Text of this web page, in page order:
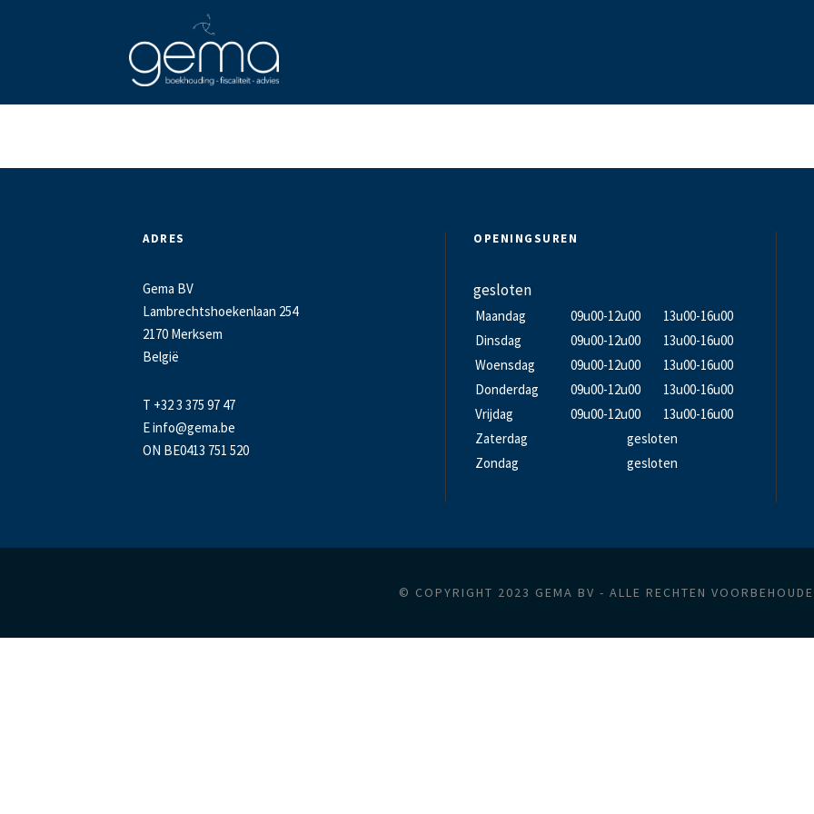
ADRES
Gema BV
Lambrechtshoekenlaan 254
2170 Merksem
België
T +32 3 375 97 47
Einfo@gema.be
ON BE0413 751 520
OPENINGSUREN
gesloten
Maandag 09u00-12u00
13u00-16u00
Dinsdag
09u00-12u00
13u00-16u00
Woensdag
09u00-12u00
13u00-16u00
Donderdag
09u00-12u00
13u00-16u00
Vrijdag
09u00-12u00
13u00-16u00
Zaterdag
gesloten
Zondag
gesloten
© COPYRIGHT 2023 GEMA BV - ALLE RECHTEN